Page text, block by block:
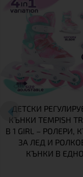
ДЕТСКИ
КЪНКИ TEMPISH
В 1 GIRL – РОЛЕРИ,
ЗА ЛЕД И
КЪНКИ В ЕДНО